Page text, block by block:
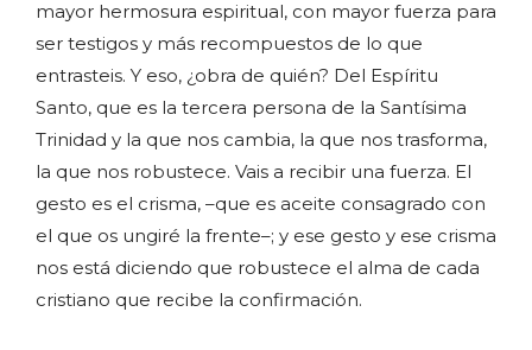
mayor hermosura espiritual, con mayor fuerza para
ser testigos y más recompuestos de lo que
entrasteis. Y eso, ¿obra de quién? Del Espíritu
Santo, que es la tercera persona de la Santísima
Trinidad y la que nos cambia, la que nos trasforma,
la que nos robustece. Vais a recibir una fuerza. El
gesto es el crisma, –que es aceite consagrado con
el que os ungiré la frente–; y ese gesto y ese crisma
nos está diciendo que robustece el alma de cada
cristiano que recibe la confirmación.